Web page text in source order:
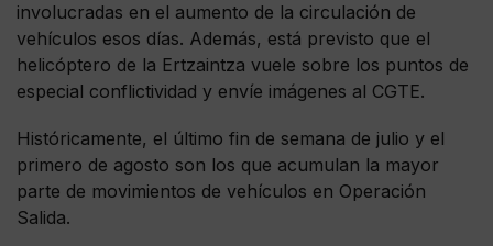
involucradas en el aumento de la circulación de
vehículos esos días. Además, está previsto que el
helicóptero de la Ertzaintza vuele sobre los puntos de
especial conflictividad y envíe imágenes al CGTE.
Históricamente, el último fin de semana de julio y el
primero de agosto son los que acumulan la mayor
parte de movimientos de vehículos en Operación
Salida.